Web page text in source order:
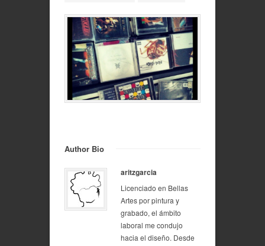
Author Bio
aritzgarcia
Licenciado en Bellas
Artes por pintura y
grabado, el ámbito
laboral me condujo
hacia el diseño. Desde